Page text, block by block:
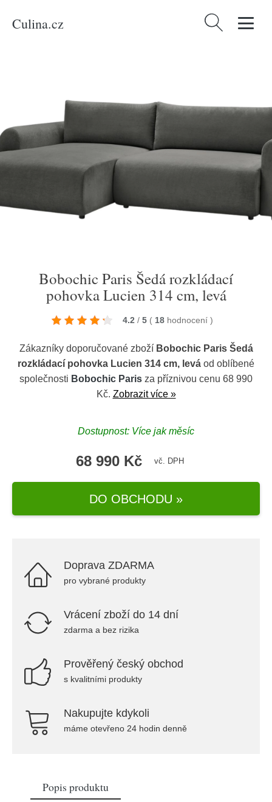
Culina.cz Vyhledávání
Bobochic Paris Šedá rozkládací
pohovka Lucien 314 cm, levá
4.2 / 5 ( 18 hodnocení )
Zákazníky doporučované zboží Bobochic Paris Šedá
rozkládací pohovka Lucien 314 cm, levá od oblíbené
společnosti Bobochic Paris za příznivou cenu 68 990
Kč. Zobrazit více »
Dostupnost: Více jak měsíc
68 990 Kč vč. DPH
DO OBCHODU »
Doprava ZDARMA
pro vybrané produkty
Vrácení zboží do 14 dní
zdarma a bez rizika
Prověřený český obchod
s kvalitními produkty
Nakupujte kdykoli
máme otevřeno 24 hodin denně
Popis produktu